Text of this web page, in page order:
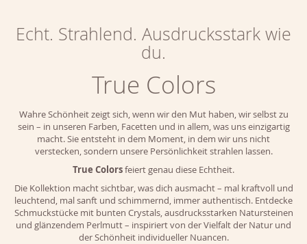
Echt. Strahlend. Ausdrucksstark wie
du.
True Colors
Wahre Schönheit zeigt sich, wenn wir den Mut haben, wir selbst zu
sein – in unseren Farben, Facetten und in allem, was uns einzigartig
macht. Sie entsteht in dem Moment, in dem wir uns nicht
verstecken, sondern unsere Persönlichkeit strahlen lassen.
True Colorsfeiert genau diese Echtheit.
Die Kollektion macht sichtbar, was dich ausmacht – mal kraftvoll und
leuchtend, mal sanft und schimmernd, immer authentisch. Entdecke
Schmuckstücke mit bunten Crystals, ausdrucksstarken Natursteinen
und glänzendem Perlmutt – inspiriert von der Vielfalt der Natur und
der Schönheit individueller Nuancen.